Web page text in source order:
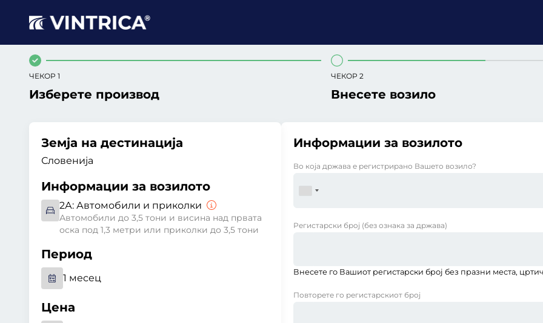
ЧЕКОР 1
Изберете производ
ЧЕКОР 2
Внесете возило
Земја на дестинација
Словенија
Информации за возилото
2А: Автомобили и приколки
Автомобили до 3,5 тони и висина над првата
оска под 1,3 метри или приколки до 3,5 тони
Период
1 месец
Цена
Информации за возилото
Во која држава е регистрирано Вашето возило?
Регистарски број (без ознака за држава)
Внесете го Вашиот регистарски број без празни места,
Повторете го регистарскиот број